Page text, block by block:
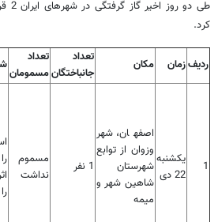
کرد.
ردیفزمان مکان
تعداد
جانباختگان
تعداد
مسمومان
1
یکشنبه
22 دی
اصفهان، شهر
وزوان از توابع
شهرستان
شاهین شهر و
میمه
1 نفر
مسموم
نداشت